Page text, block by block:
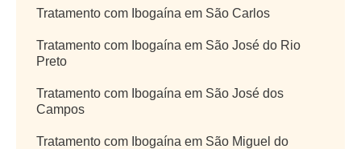
Tratamento com Ibogaína em São Carlos
Tratamento com Ibogaína em São José do Rio
Preto
Tratamento com Ibogaína em São José dos
Campos
Tratamento com Ibogaína em São Miguel do